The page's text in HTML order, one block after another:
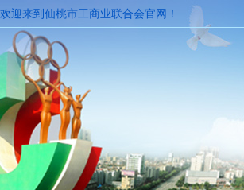
欢迎来到仙桃市工商业联合会官网！